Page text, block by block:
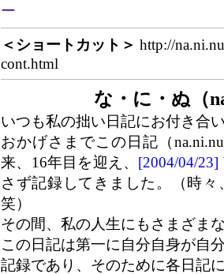
ー
＜ショートカット＞ http://
cont.html
な・に・ぬ（
いつも私の拙い日記にお付き合
おかげさまでこの日記（
来、16年目を迎え、 [2004/04/23]
さず記録してきました。（時
笑）
その間、私の人生にもさまざま
この日記は第一に自分自身が自
記録であり、そのために各日記